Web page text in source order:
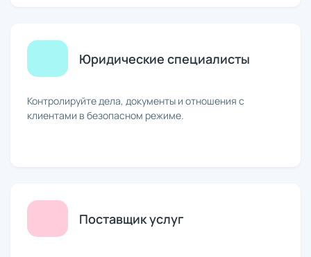
Юридические специалисты
Контролируйте дела, документы и отношения с
клиентами в безопасном режиме.
Поставщик услуг